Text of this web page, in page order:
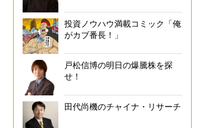
投資ノウハウ満載コミック「俺
がカブ番長！」
戸松信博の明日の爆騰株を探
せ！
田代尚機のチャイナ・リサーチ